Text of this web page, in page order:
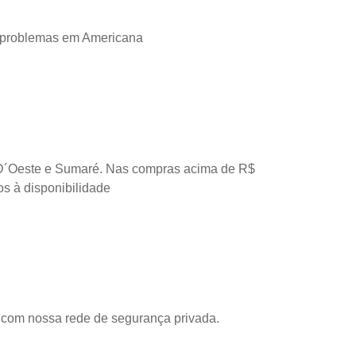
em Americana
e Sumaré. Nas compras acima de R$
à disponibilidade
nossa rede de segurança privada.